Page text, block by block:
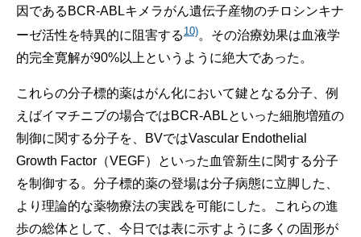
因であるBCR-ABLキメラがん遺伝子産物のチロシンキナ
ーゼ活性を特異的に阻害する 10)。その治療効果は血液学
的完全寛解が90%以上というように絶大であった。
これらの分子標的薬はがん化において鍵となる分子、例
えばイマチニブの場合ではBCR-ABLといった細胞増殖の
制御に関する分子を、BVではVascular Endothelial
Growth Factor（VEGF）といった血管新生に関する分子
を制御する。分子標的薬の登場は分子病態に立脚した、
より理論的な薬物療法の実践を可能にした。これらの進
歩の総体として、今日では表に示すように多くの固形が